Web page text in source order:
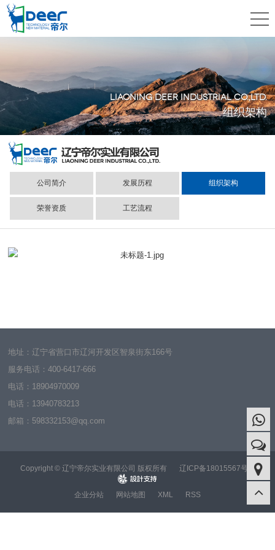
LIAONING DEER INDUSTRIAL CO.,LTD.
组织架构
公司简介 发展历程 组织架构
荣誉资质 工艺流程
地址：辽宁省营口市辽河开发区智泉街东166号
服务电话：400-6417-666
电话： 18904970009
电话： 13940783213
邮箱：598332153@qq.com
Copyright © 辽宁帝尔实业有限公司 版权所有
辽ICP备18015567号-1
design
企业分站
网站地图 XML RSS